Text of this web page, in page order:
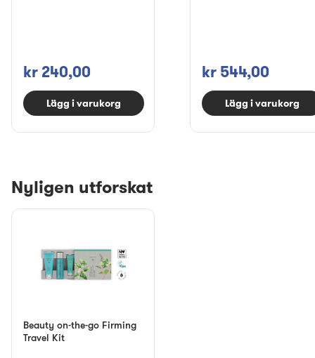
kr 240,00
Lägg i varukorg
kr 544,00
Lägg i varukorg
Nyligen utforskat
Beauty on-the-go Firming
Travel Kit